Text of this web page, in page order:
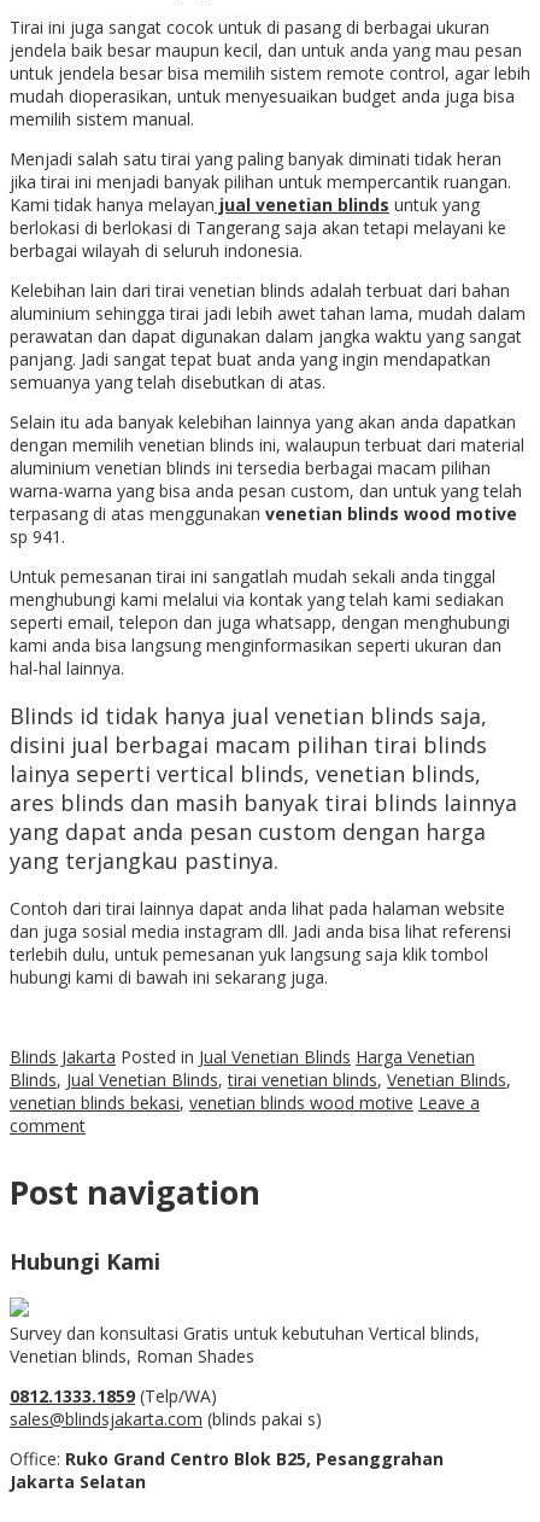
Tirai ini juga sangat cocok untuk di pasang di berbagai ukuran
jendela baik besar maupun kecil, dan untuk anda yang mau pesan
untuk jendela besar bisa memilih sistem remote control, agar lebih
mudah dioperasikan, untuk menyesuaikan budget anda juga bisa
memilih sistem manual.
Menjadi salah satu tirai yang paling banyak diminati tidak heran
jika tirai ini menjadi banyak pilihan untuk mempercantik ruangan.
Kami tidak hanya melayan jual venetian blinds untuk yang
berlokasi di berlokasi di Tangerang saja akan tetapi melayani ke
berbagai wilayah di seluruh indonesia.
Kelebihan lain dari tirai venetian blinds adalah terbuat dari bahan
aluminium sehingga tirai jadi lebih awet tahan lama, mudah dalam
perawatan dan dapat digunakan dalam jangka waktu yang sangat
panjang. Jadi sangat tepat buat anda yang ingin mendapatkan
semuanya yang telah disebutkan di atas.
Selain itu ada banyak kelebihan lainnya yang akan anda dapatkan
dengan memilih venetian blinds ini, walaupun terbuat dari material
aluminium venetian blinds ini tersedia berbagai macam pilihan
warna-warna yang bisa anda pesan custom, dan untuk yang telah
terpasang di atas menggunakan venetian blinds wood motive
sp 941.
Untuk pemesanan tirai ini sangatlah mudah sekali anda tinggal
menghubungi kami melalui via kontak yang telah kami sediakan
seperti email, telepon dan juga whatsapp, dengan menghubungi
kami anda bisa langsung menginformasikan seperti ukuran dan
hal-hal lainnya.
Blinds id tidak hanya jual venetian blinds saja,
disini jual berbagai macam pilihan tirai blinds
lainya seperti vertical blinds, venetian blinds,
ares blinds dan masih banyak tirai blinds lainnya
yang dapat anda pesan custom dengan harga
yang terjangkau pastinya.
Contoh dari tirai lainnya dapat anda lihat pada halaman website
dan juga sosial media instagram dll. Jadi anda bisa lihat referensi
terlebih dulu, untuk pemesanan yuk langsung saja klik tombol
hubungi kami di bawah ini sekarang juga.
Blinds Jakarta Posted in Jual Venetian Blinds Harga Venetian
Blinds, Jual Venetian Blinds,tirai venetian blinds, Venetian Blinds,
venetian blinds bekasi, venetian blinds wood motive Leave a
comment
Post navigation
Hubungi Kami
Survey dan konsultasi Gratis untuk kebutuhan Vertical blinds,
Venetian blinds, Roman Shades
0812.1333.1859 (Telp/WA)
sales@blindsjakarta.com (blinds pakai s)
Office: Ruko Grand Centro Blok B25, Pesanggrahan
Jakarta Selatan